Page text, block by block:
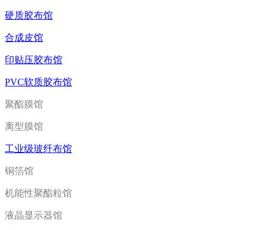
硬质胶布馆
合成皮馆
印贴压胶布馆
PVC软质胶布馆
聚酯膜馆
离型膜馆
工业级玻纤布馆
铜箔馆
机能性聚酯粒馆
液晶显示器馆